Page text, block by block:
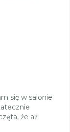
się w salonie
że aż